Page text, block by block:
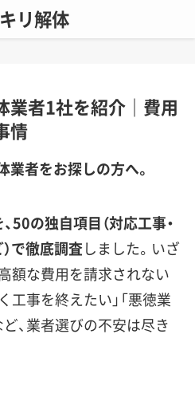
リ解体
業者1社を紹介｜費用
情
者をお探しの方へ。
50の独自項目（対応工事・
で徹底調査しました。いざ
額な費用を請求されない
工事を終えたい」「悪徳業
、業者選びの不安は尽き